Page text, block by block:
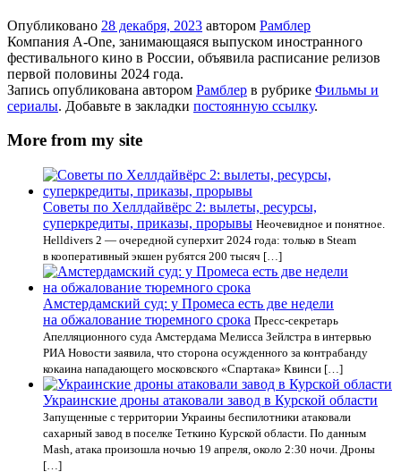
Опубликовано 28 декабря, 2023 автором Рамблер
Компания A-One, занимающаяся выпуском иностранного
фестивального кино в России, объявила расписание релизов
первой половины 2024 года.
Запись опубликована автором Рамблер в рубрике Фильмы и
сериалы. Добавьте в закладки постоянную ссылку.
More from my site
Советы по Хеллдайвёрс 2: вылеты, ресурсы,
суперкредиты, приказы, прорывы Неочевидное и понятное.
Helldivers 2 — очередной суперхит 2024 года: только в Steam
в кооперативный экшен рубятся 200 тысяч […]
Амстердамский суд: у Промеса есть две недели
на обжалование тюремного срока Пресс-секретарь
Апелляционного суда Амстердама Мелисса Зейлстра в интервью
РИА Новости заявила, что сторона осужденного за контрабанду
кокаина нападающего московского «Спартака» Квинси […]
Украинские дроны атаковали завод в Курской области
Запущенные с территории Украины беспилотники атаковали
сахарный завод в поселке Теткино Курской области. По данным
Mash, атака произошла ночью 19 апреля, около 2:30 ночи. Дроны
[…]